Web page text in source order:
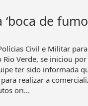
de
Civil e Militar
Verde, se iniciou
ter sido informada
realizar a
ori...